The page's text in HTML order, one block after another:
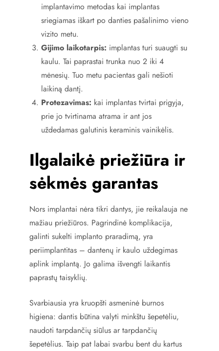
implantavimo metodas kai implantas
sriegiamas iškart po danties pašalinimo vieno
vizito metu.
Gijimo laikotarpis: implantas turi suaugti su
kaulu. Tai paprastai trunka nuo 2 iki 4
mėnesių. Tuo metu pacientas gali nešioti
laikiną dantį.
Protezavimas: kai implantas tvirtai prigyja,
prie jo tvirtinama atrama ir ant jos
uždedamas galutinis keraminis vainikėlis.
Ilgalaikė priežiūra ir
sėkmės garantas
Nors implantai nėra tikri dantys, jie reikalauja ne
mažiau priežiūros. Pagrindinė komplikacija,
galinti sukelti implanto praradimą, yra
periimplantitas – dantenų ir kaulo uždegimas
aplink implantą. Jo galima išvengti laikantis
paprastų taisyklių.
Svarbiausia yra kruopšti asmeninė burnos
higiena: dantis būtina valyti minkštu šepetėliu,
naudoti tarpdančių siūlus ar tarpdančių
šepetėlius. Taip pat labai svarbu bent du kartus